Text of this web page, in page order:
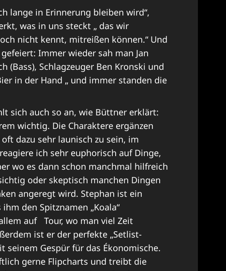
lange in Erinnerung bleiben wird“,
was in uns steckt „ das wir
nicht kennt, mitreißen können.“ Und
Immer wieder sah man Jan
(Bass), Schlagzeuger Ben Kronski und
in der Hand „ und immer standen die
sich auch so an, wie Büttner erklärt:
wichtig. Die Charaktere ergänzen
dazu sehr launisch zu sein, im
ich sehr euphorisch auf Dinge,
wo es dann schon manchmal hilfreich
oder skeptisch manchen Dingen
angeregt wird. Stephan ist ein
den Spitznamen „Koala“
auf Tour, wo man viel Zeit
ist er der perfekte „Setlist-
seinem Gespür für das Ékonomische.
gerne Flipcharts und treibt die